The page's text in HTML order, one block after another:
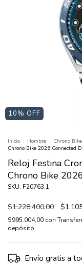
10% OFF
Inicio . Hombre . Chrono
Chrono Bike 2026 Connected
Reloj Festina
Chrono Bike
SKU: F20763.1
$1.228.400,00
$995.004,00 con
depósito
Envío gratis